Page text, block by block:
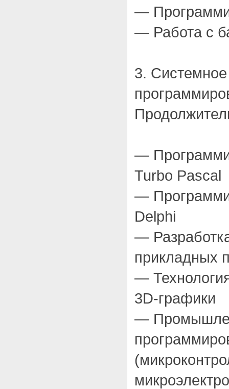
—
— Работа с
3.
—
Turbo Pascal
—
Delphi
—
прикладных
—
3D-графики
—